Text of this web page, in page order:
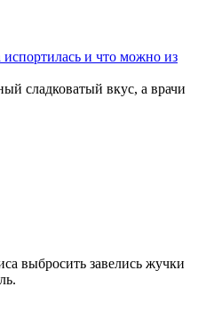
и что можно из
сладковатый вкус, а врачи
выбросить завелись жучки